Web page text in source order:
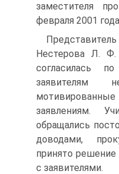
заместителя
февраля 2001
Нестерова Л.
согласилась
заявителям
заявлениям.
обращались
доводами,
принято
с заявителями.